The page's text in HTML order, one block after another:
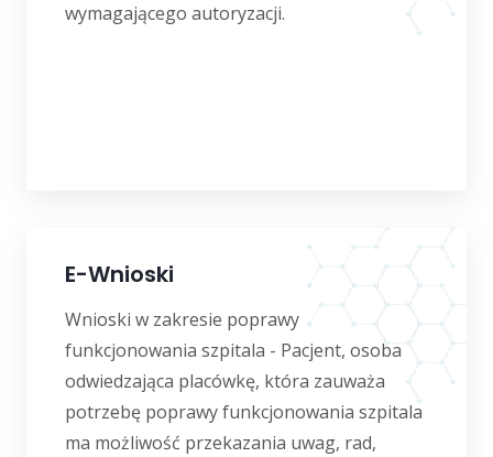
wymagającego autoryzacji.
E-Wnioski
Wnioski w zakresie poprawy
funkcjonowania szpitala - Pacjent, osoba
odwiedzająca placówkę, która zauważa
potrzebę poprawy funkcjonowania szpitala
ma możliwość przekazania uwag, rad,